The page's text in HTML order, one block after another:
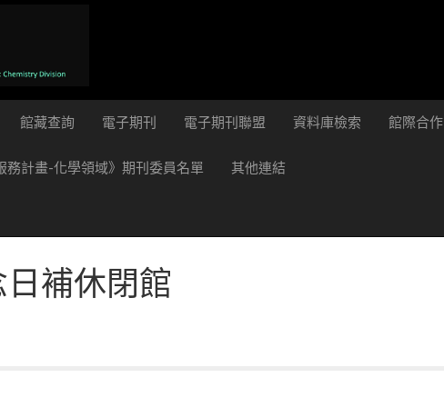
館藏查詢 電子期刊 電子期刊聯盟 資料庫檢索 館際合作
務計畫-化學領域》期刊委員名單 其他連結
補休閉館